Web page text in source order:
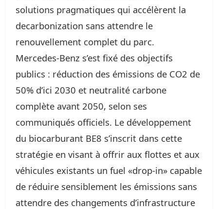
solutions pragmatiques qui accélèrent la
decarbonization sans attendre le
renouvellement complet du parc.
Mercedes‑Benz s’est fixé des objectifs
publics : réduction des émissions de CO2 de
50% d’ici 2030 et neutralité carbone
complète avant 2050, selon ses
communiqués officiels. Le développement
du biocarburant BE8 s’inscrit dans cette
stratégie en visant à offrir aux flottes et aux
véhicules existants un fuel «drop‑in» capable
de réduire sensiblement les émissions sans
attendre des changements d’infrastructure